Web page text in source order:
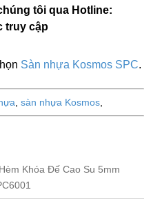
tôi qua Hotline:
truy cập
Sàn nhựa Kosmos SPC.
sàn nhựa Kosmos
Khóa Đế Cao Su 5mm